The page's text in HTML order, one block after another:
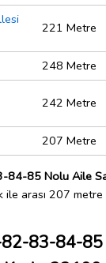
221 Metre
248 Metre
242 Metre
207 Metre
85 Nolu Aile
ile arası 207 metre
83-84-85